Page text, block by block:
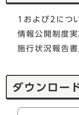
1および2につ
情報公開制度
施行状況報告
ダウンロー